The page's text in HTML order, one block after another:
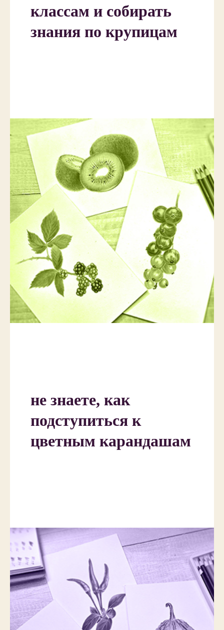
классам и собирать
знания по крупицам
не знаете, как
подступиться к
цветным карандашам